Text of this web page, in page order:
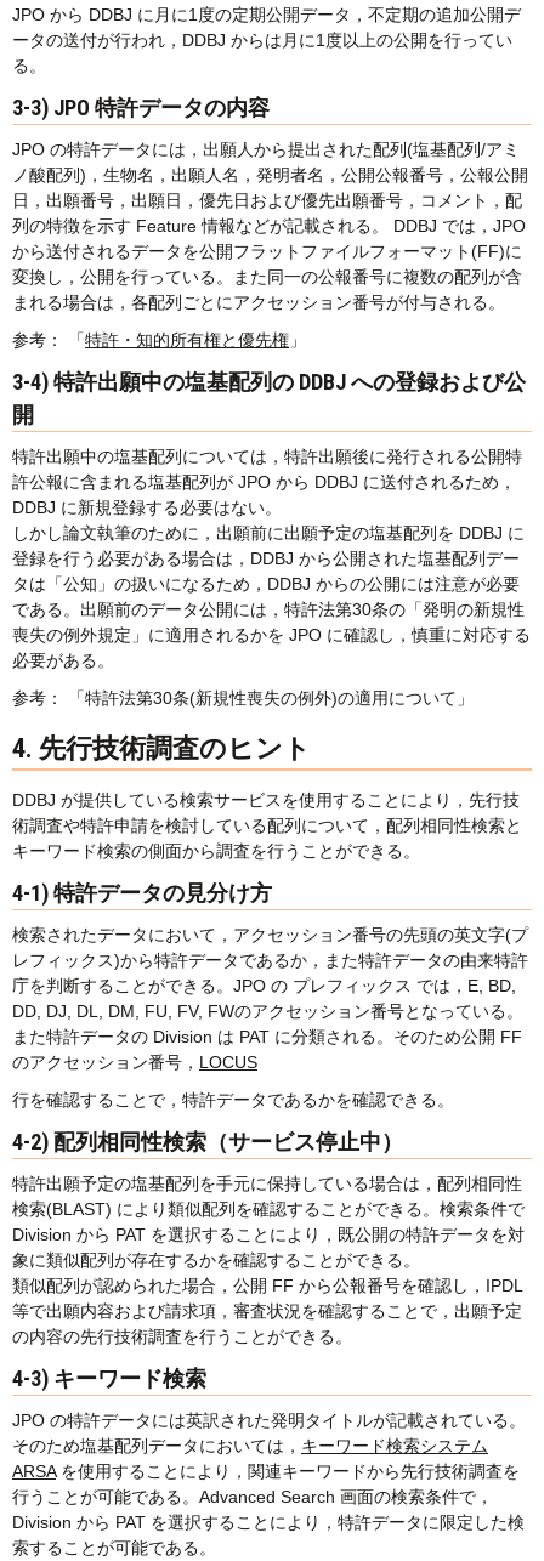
JPO から DDBJ に月に1度の定期公開データ，不定期の追加公開デ
ータの送付が行われ，DDBJ からは月に1度以上の公開を行ってい
る。
3-3) JPO 特許データの内容
JPO の特許データには，出願人から提出された配列(塩基配列/アミ
ノ酸配列)，生物名，出願人名，発明者名，公開公報番号，公報公開
日，出願番号，出願日，優先日および優先出願番号，コメント，配
列の特徴を示す Feature 情報などが記載される。 DDBJ では，JPO
から送付されるデータを公開フラットファイルフォーマット(FF)に
変換し，公開を行っている。また同一の公報番号に複数の配列が含
まれる場合は，各配列ごとにアクセッション番号が付与される。
参考： 「特許・知的所有権と優先権 」
3-4) 特許出願中の塩基配列の DDBJ への登録および公
開
特許出願中の塩基配列については，特許出願後に発行される公開特
許公報に含まれる塩基配列が JPO から DDBJ に送付されるため，
DDBJ に新規登録する必要はない。
しかし論文執筆のために，出願前に出願予定の塩基配列を DDBJ に
登録を行う必要がある場合は，DDBJ から公開された塩基配列デー
タは「公知」の扱いになるため，DDBJ からの公開には注意が必要
である。出願前のデータ公開には，特許法第30条の「発明の新規性
喪失の例外規定」に適用されるかを JPO に確認し，慎重に対応する
必要がある。
参考： 「特許法第30条(新規性喪失の例外)の適用について」
4. 先行技術調査のヒント
DDBJ が提供している検索サービスを使用することにより，先行技
術調査や特許申請を検討している配列について，配列相同性検索と
キーワード検索の側面から調査を行うことができる。
4-1) 特許データの見分け方
検索されたデータにおいて，アクセッション番号の先頭の英文字(プ
レフィックス)から特許データであるか，また特許データの由来特許
庁を判断することができる。JPO の プレフィックス では，E, BD,
DD, DJ, DL, DM, FU, FV, FWのアクセッション番号となっている。
また特許データの Division は PAT に分類される。そのため公開 FF
のアクセッション番号， LOCUS
行を確認することで，特許データであるかを確認できる。
4-2) 配列相同性検索（サービス停止中）
特許出願予定の塩基配列を手元に保持している場合は，配列相同性
検索(BLAST) により類似配列を確認することができる。検索条件で
Division から PAT を選択することにより，既公開の特許データを対
象に類似配列が存在するかを確認することができる。
類似配列が認められた場合，公開 FF から公報番号を確認し，IPDL
等で出願内容および請求項，審査状況を確認することで，出願予定
の内容の先行技術調査を行うことができる。
4-3) キーワード検索
JPO の特許データには英訳された発明タイトルが記載されている。
そのため塩基配列データにおいては， キーワード検索システム
ARSAを使用することにより，関連キーワードから先行技術調査を
行うことが可能である。Advanced Search 画面の検索条件で，
Division から PAT を選択することにより，特許データに限定した検
索することが可能である。